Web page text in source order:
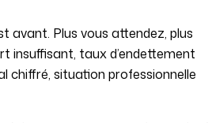
avant. Plus vous attendez, plus
insuffisant, taux d’endettement
chiffré, situation professionnelle